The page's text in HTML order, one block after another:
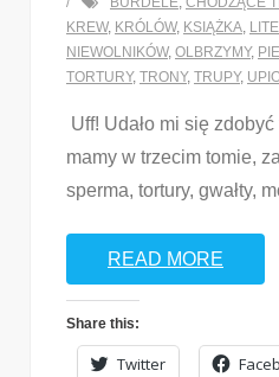
KREW, KRÓLÓW, KSIĄŻKA,
NIEWOLNIKÓW, OLBRZYMY,
TORTURY, TRONY, TRUPY,
Uff! Udało mi się
mamy w trzecim tomie,
sperma, tortury, gwałty,
READ MORE
Share this:
Twitter